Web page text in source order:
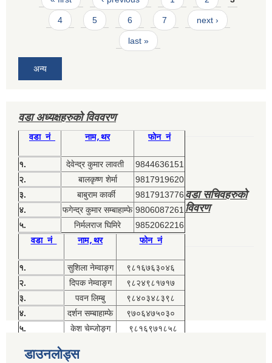
4 5 6 7 next ›
last »
अन्य
वडा अध्यक्षहरुको विववरण
वडा नं नाम,थर फोन नं
१. देवेन्द्र कुमार लावती
9844636151
२.
बालकृष्ण शेर्मा
9817919620
३.
बाबुराम कार्की
9817913776
४.
फगेन्द्र कुमार सम्बाहाम्फे 9806087261
५.
निर्मलराज घिमिरे 9852062216
वडा सचिवहरुको
विवरण
वडा नं नाम,थर फोन नं
१. सुशिला नेम्वाङ्ग
९८१६७६३०४६
२.
दिपक नेम्वाङ्ग
९८२४९८१७१७
३.
पवन लिम्बु
९८४०३४८३९८
४.
दर्शन सम्बाहाम्फे
९७०६४७५०३०
५.
केश चेम्जोङ्ग ९८१६९७१८५८
डाउनलोड्स